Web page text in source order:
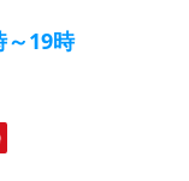
19時